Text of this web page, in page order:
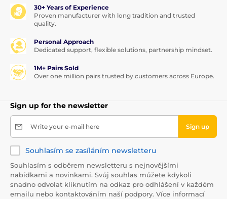
30+ Years of Experience
Proven manufacturer with long tradition and trusted
quality.
Personal Approach
Dedicated support, flexible solutions, partnership mindset.
1M+ Pairs Sold
Over one million pairs trusted by customers across Europe.
Sign up for the newsletter
Write your e-mail here Sign up
Souhlasím se zasíláním newsletteru
Souhlasím s odběrem newsletteru s nejnovějšími
nabídkami a novinkami. Svůj souhlas můžete kdykoli
snadno odvolat kliknutím na odkaz pro odhlášení v každém
emailu nebo kontaktováním naší podpory. Více informací